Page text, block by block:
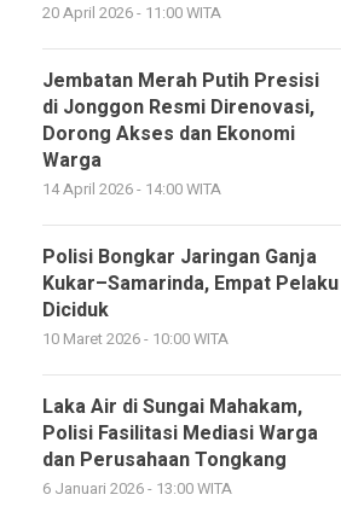
20 April 2026 - 11:00 WITA
Jembatan Merah Putih Presisi
di Jonggon Resmi Direnovasi,
Dorong Akses dan Ekonomi
Warga
14 April 2026 - 14:00 WITA
Polisi Bongkar Jaringan Ganja
Kukar–Samarinda, Empat Pelaku
Diciduk
10 Maret 2026 - 10:00 WITA
Laka Air di Sungai Mahakam,
Polisi Fasilitasi Mediasi Warga
dan Perusahaan Tongkang
6 Januari 2026 - 13:00 WITA